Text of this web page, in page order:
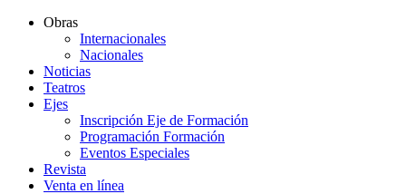
Obras
Internacionales
Nacionales
Noticias
Teatros
Ejes
Inscripción Eje de Formación
Programación Formación
Eventos Especiales
Revista
Venta en línea